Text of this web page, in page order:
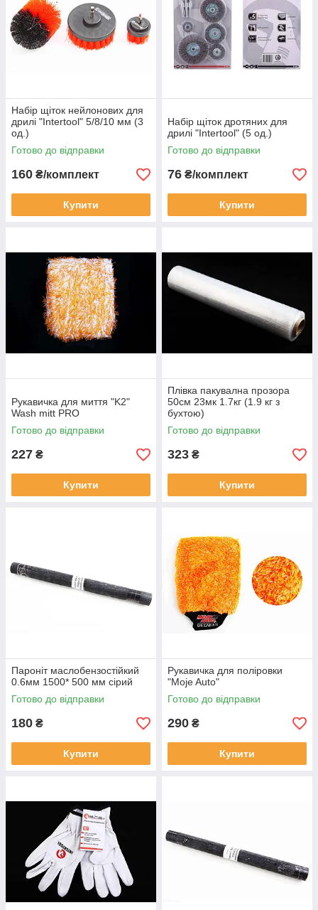
Набір щіток нейлонових для
дрилі "Intertool" 5/8/10 мм (3
од.)
Готово до відправки
160 ₴/комплект
Купити
Набір щіток дротяних для
дрилі "Intertool" (5 од.)
Готово до відправки
76 ₴/комплект
Купити
Рукавичка для миття "K2"
Wash mitt PRO
Готово до відправки
227 ₴
Купити
Плівка пакувална прозора
50см 23мк 1.7кг (1.9 кг з
бухтою)
Готово до відправки
323 ₴
Купити
Пароніт маслобензостійкий
0.6мм 1500* 500 мм сірий
Готово до відправки
180 ₴
Купити
Рукавичка для поліровки
"Moje Auto"
Готово до відправки
290 ₴
Купити